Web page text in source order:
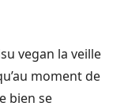
vegan la veille
moment de
bien se